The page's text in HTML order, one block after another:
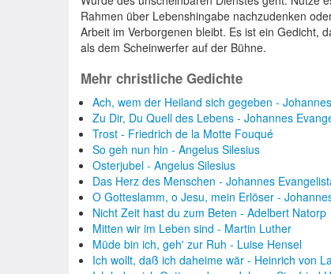
Rahmen über Lebenshingabe nachzudenken
Arbeit im Verborgenen bleibt. Es ist ein Gedicht,
als dem Scheinwerfer auf der Bühne.
Mehr christliche Gedichte
Ach, wem der Heiland sich gegeben -
Zu Dir, Du Quell des Lebens - Johannes
Trost - Friedrich de la Motte Fouqué
So geh nun hin - Angelus Silesius
Osterjubel - Angelus Silesius
Das Herz des Menschen - Johannes
O Gotteslamm, o Jesu, mein Erlöser -
Nicht Zeit hast du zum Beten - Adelbert Natorp
Mitten wir im Leben sind - Martin Luther
Müde bin ich, geh' zur Ruh - Luise Hensel
Ich wollt, daß ich daheime wär - Heinrich von